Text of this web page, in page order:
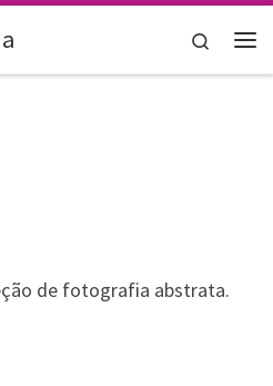
Search
de fotografia abstrata.